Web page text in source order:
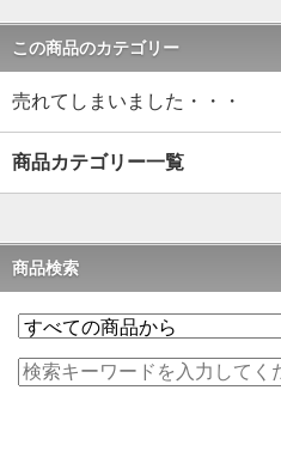
この商品のカテゴリー
売れてしまいました・・・
商品カテゴリー一覧
商品検索